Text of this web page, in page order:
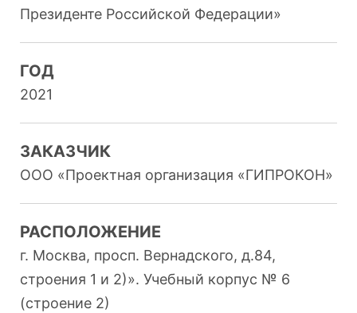
Президенте Российской Федерации»
ГОД
2021
ЗАКАЗЧИК
ООО «Проектная организация «ГИПРОКОН»
РАСПОЛОЖЕНИЕ
г. Москва, просп. Вернадского, д.84,
строения 1 и 2)». Учебный корпус № 6
(строение 2)